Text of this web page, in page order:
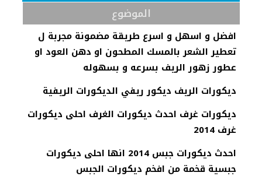
الموضوع
افضل و اسهل و اسرع طريقة مضمونة مجربة ل
تعطير الشعر بالمسك المطحون او دهن العود او
عطور زهور الريف بسرعه و بسهوله
ديكورات الريف ديكور ريفي الديكورات الريفية
ديكورات غرف احدث ديكورات الغرف احلى ديكورات
غرف 2014
احدث ديكورات جبس 2014 انها احلى ديكورات
جبسية قخمة من افخم ديكورات الجبس